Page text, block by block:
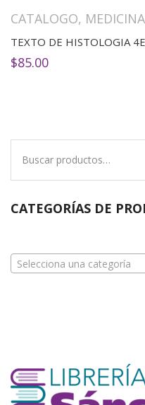
CATALOGO, MEDICINA
TEXTO DE HISTOLOGIA
$85.00
CATEGORÍAS DE
Selecciona una categoría